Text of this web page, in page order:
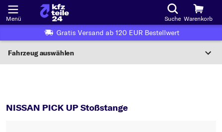
Menü Suche Warenkorb
Gratis Versand ab 120 EUR Bestellwert
Fahrzeug auswählen
Wo finde ich die?
NISSAN PICK UP Stoßstange